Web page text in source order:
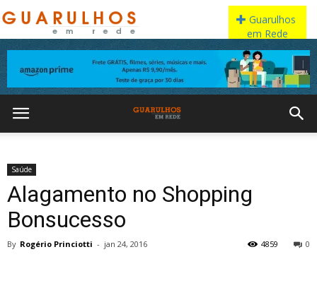
Saúde
Alagamento no Shopping
Bonsucesso
By Rogério Princiotti - jan 24, 2016 0
4859